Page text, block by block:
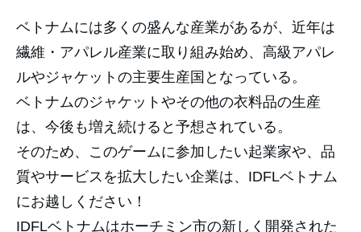
ベトナムには多くの盛んな産業があるが、近年は
繊維・アパレル産業に取り組み始め、高級アパレ
ルやジャケットの主要生産国となっている。
ベトナムのジャケットやその他の衣料品の生産
は、今後も増え続けると予想されている。
そのため、このゲームに参加したい起業家や、品
質やサービスを拡大したい企業は、IDFLベトナム
にお越しください！
IDFLベトナムはホーチミン市の新しく開発された